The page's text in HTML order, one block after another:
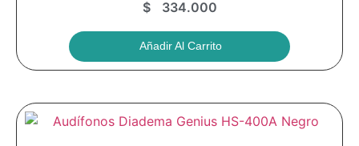
$334.000
Añadir Al Carrito